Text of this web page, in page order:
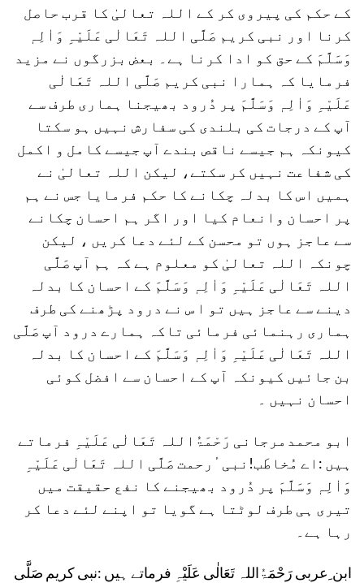
کے حکم کی پیروی کر کے اللہ تعالیٰ کا قرب حاصل
کرنا اور نبی کریم صَلَّی اللہ تَعَالٰی عَلَیْہِ وَاٰلِہٖ
وَسَلَّمَ کے حق کو ادا کرنا ہے۔ بعض بزرگوں نے مزید
فرمایا کہ ہمارا نبی کریم صَلَّی اللہ تَعَالٰی
عَلَیْہِ وَاٰلِہٖ وَسَلَّمَ پر دُرود بھیجنا ہماری طرف سے
آپ کے درجات کی بلندی کی سفارش نہیں ہو سکتا
کیونکہ ہم جیسے ناقص بندے آپ جیسے کامل و اکمل
کی شفاعت نہیں کر سکتے، لیکن اللہ تعالیٰ نے
ہمیں اس کا بدلہ چکانے کا حکم فرمایا جس نے ہم
پر احسان وانعام کیا اور اگر ہم احسان چکانے
سے عاجز ہوں تو محسن کے لئے دعا کریں ، لیکن
چونکہ اللہ تعالیٰ کو معلوم ہے کہ ہم آپ صَلَّی
اللہ تَعَالٰی عَلَیْہِ وَاٰلِہٖ وَسَلَّمَ کے احسان کا بدلہ
دینے سے عاجز ہیں تو ا س نے درود پڑھنے کی طرف
ہماری رہنمائی فرمائی تاکہ ہمارے درود آپ صَلَّی
اللہ تَعَالٰی عَلَیْہِ وَاٰلِہٖ وَسَلَّمَ کے احسان کا بدلہ
بن جائیں کیونکہ آپ کے احسان سے افضل کوئی
احسان نہیں ۔
ابو محمدمرجانی رَحْمَۃُاللہ تَعَالٰی عَلَیْہِ فرماتے
ہیں :اے مُخاطَب!نبی ٔرحمت صَلَّی اللہ تَعَالٰی عَلَیْہِ
وَاٰلِہٖ وَسَلَّمَ پر دُرود بھیجنے کا نفع حقیقت میں
تیری ہی طرف لوٹتا ہے گویا تو اپنے لئے دعا کر
رہا ہے۔
ابن ِعربی رَحْمَۃُاللہ تَعَالٰی عَلَیْہِ فرماتے ہیں :نبی کریم صَلَّی